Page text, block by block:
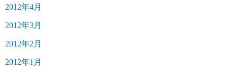
2012年4月
2012年3月
2012年2月
2012年1月